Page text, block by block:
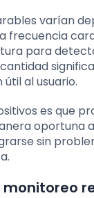
varían
frecuencia
para
al usuario.
es que
oportuna
sin